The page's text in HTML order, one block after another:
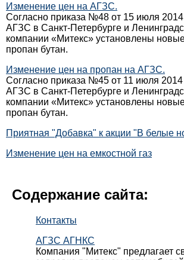
Изменение цен на АГЗС.
Согласно приказа №48 от 15 июля 2014
АГЗС в Санкт-Петербурге и
компании «Митекс» установлены
пропан бутан.
Изменение цен на пропан на АГЗС.
Согласно приказа №45 от 11 июля 2014
АГЗС в Санкт-Петербурге и
компании «Митекс» установлены
пропан бутан.
Приятная "Добавка" к акции "В белые
Изменение цен на емкостной газ
Содержание сайта:
Контакты
АГЗС АГНКС
Компания "Митекс" предлагает